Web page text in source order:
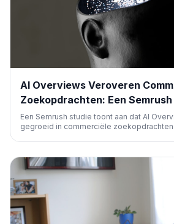
AI Overviews Veroveren
Zoekopdrachten: Een
Een Semrush studie toont aan dat AI
gegroeid in commerciële
onderzoekstrajecten en hoge CPC-